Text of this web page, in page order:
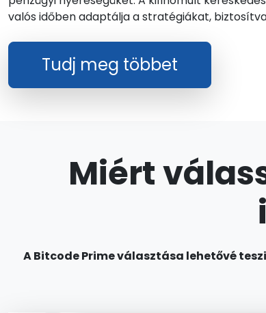
valós időben adaptálja a stratégiákat,
Tudj meg többet
Miért
A Bitcode Prime választása lehetővé